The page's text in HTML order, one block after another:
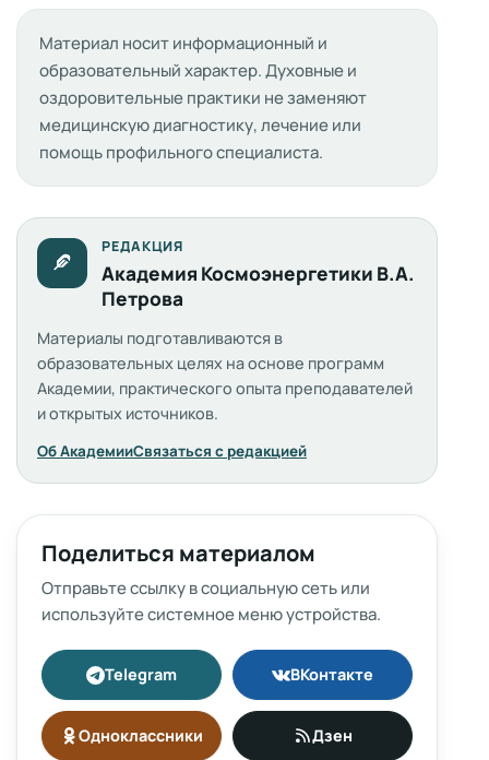
Материал носит информационный и
образовательный характер. Духовные и
оздоровительные практики не заменяют
медицинскую диагностику, лечение или
помощь профильного специалиста.
РЕДАКЦИЯ
Академия Космоэнергетики В.А.
Петрова
Материалы подготавливаются в
образовательных целях на основе программ
Академии, практического опыта преподавателей
и открытых источников.
Об АкадемииСвязаться с редакцией
Поделиться материалом
Отправьте ссылку в социальную сеть или
используйте системное меню устройства.
Telegram ВКонтакте
Одноклассники Дзен